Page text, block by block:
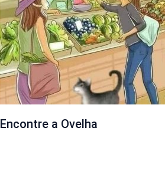
Encontre a Ovelha